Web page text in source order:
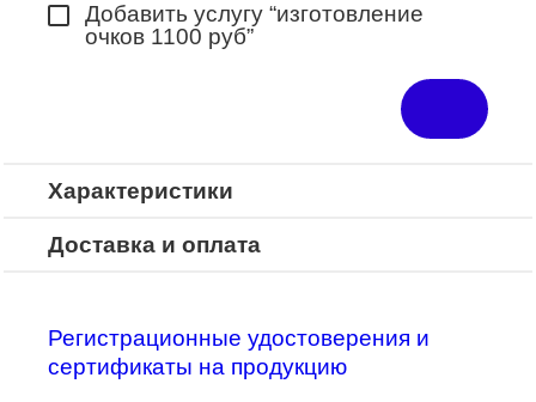
Добавить услугу “изготовление
очков 1100 руб”
Характеристики
Доставка и оплата
Регистрационные удостоверения и
сертификаты на продукцию